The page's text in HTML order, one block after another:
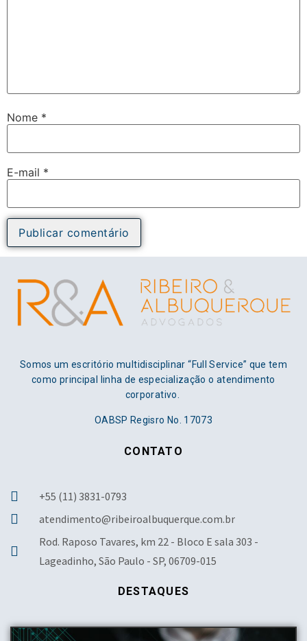
Nome *
E-mail *
Somos um escritório multidisciplinar “Full Service” que tem
como principal linha de especialização o atendimento
corporativo.
OABSP Regisro No. 17073
CONTATO
+55 (11) 3831-0793
atendimento@ribeiroalbuquerque.com.br
Rod. Raposo Tavares, km 22 - Bloco E sala 303 -
Lageadinho, São Paulo - SP, 06709-015
DESTAQUES